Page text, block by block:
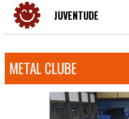
JUVENTUDE
METAL CLUBE